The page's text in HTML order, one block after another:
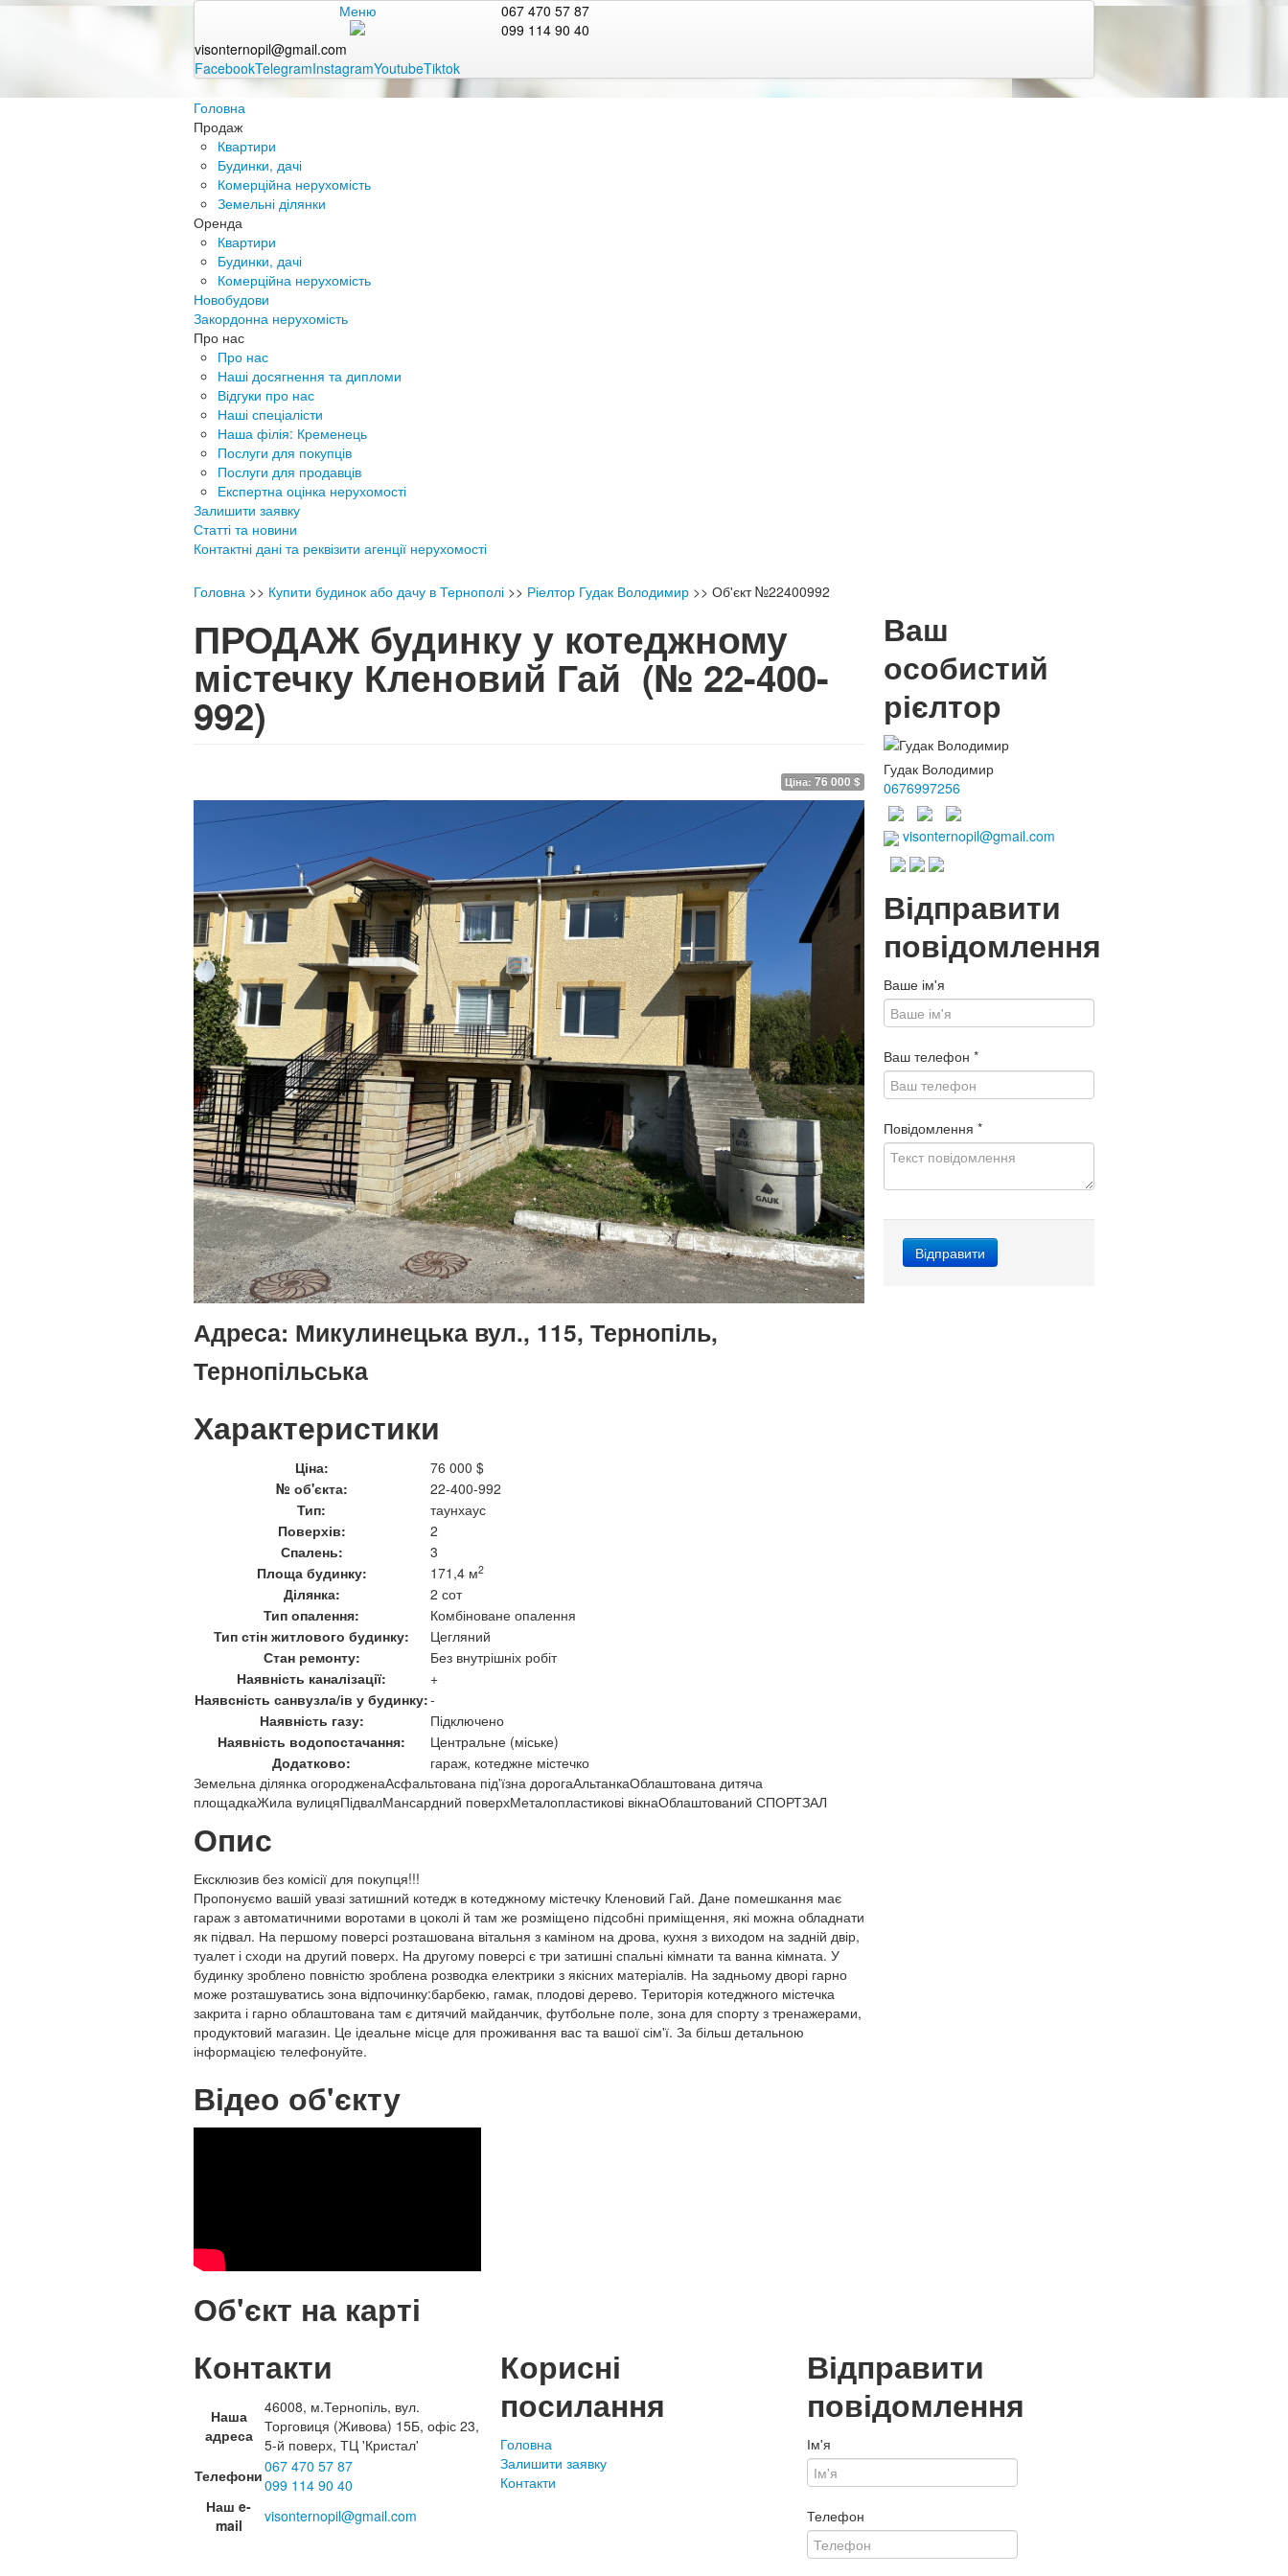
Меню
067 470 57 87
099 114 90 40
visonternopil@gmail.com
FacebookTelegramInstagramYoutubeTiktok
Головна
Продаж
Квартири
Будинки, дачі
Комерційна нерухомість
Земельні ділянки
Оренда
Квартири
Будинки, дачі
Комерційна нерухомість
Новобудови
Закордонна нерухомість
Про нас
Про нас
Наші досягнення та дипломи
Відгуки про нас
Наші спеціалісти
Наша філія: Кременець
Послуги для покупців
Послуги для продавців
Експертна оцінка нерухомості
Залишити заявку
Статті та новини
Контактні дані та реквізити агенції нерухомості
Головна >> Купити будинок або дачу в Тернополі >> Ріелтор Гудак Володимир >> Об'єкт №22400992
ПРОДАЖ будинку у котеджному
містечку Кленовий Гай (№ 22-400-
992)
Ціна: 76 000 $
Адреса: Микулинецька вул., 115, Тернопіль,
Тернопільська
Характеристики
Ціна:
76 000 $
№ об'єкта:
22-400-992
Тип:
таунхаус
Поверхів:
2
Спалень:
3
Площа будинку:
171,4 м2
Ділянка:
2 сот
Тип опалення:
Комбіноване опалення
Тип стін житлового будинку:
Цегляний
Стан ремонту:
Без внутрішніх робіт
Наявність каналізації:
+
Наявсність санвузла/ів у будинку:-
Наявність газу:
Підключено
Наявність водопостачання:
Центральне (міське)
Додатково:
гараж, котеджне містечко
Земельна ділянка огородженаАсфальтована під'їзна дорогаАльтанкаОблаштована дитяча
площадкаЖила вулицяПідвалМансардний поверхМеталопластикові вікнаОблаштований СПОРТЗАЛ
Опис
Ексклюзив без комісії для покупця!!!
Пропонуємо вашій увазі затишний котедж в котеджному містечку Кленовий Гай. Дане помешкання має
гараж з автоматичними воротами в цоколі й там же розміщено підсобні приміщення, які можна обладнати
як підвал. На першому поверсі розташована вітальня з каміном на дрова, кухня з виходом на задній двір,
туалет і сходи на другий поверх. На другому поверсі є три затишні спальні кімнати та ванна кімната. У
будинку зроблено повністю зроблена розводка електрики з якісних матеріалів. На задньому дворі гарно
може розташуватись зона відпочинку:барбекю, гамак, плодові дерево. Територія котеджного містечка
закрита і гарно облаштована там є дитячий майданчик, футбольне поле, зона для спорту з тренажерами,
продуктовий магазин. Це ідеальне місце для проживання вас та вашої сім'ї. За більш детальною
інформацією телефонуйте.
Відео об'єкту
Об'єкт на карті
Ваш
особистий
рієлтор
Гудак Володимир
0676997256
visonternopil@gmail.com
Відправити
повідомлення
Ваше ім'я
Ваш телефон *
Повідомлення *
Контакти
Наша
адреса
46008, м.Тернопіль, вул.
Торговиця (Живова) 15Б, офіс 23,
5-й поверх, ТЦ 'Кристал'
Телефони067 470 57 87
099 114 90 40
Наш e-
mail
visonternopil@gmail.com
Корисні
посилання
Головна
Залишити заявку
Контакти
Відправити
повідомлення
Ім'я
Телефон